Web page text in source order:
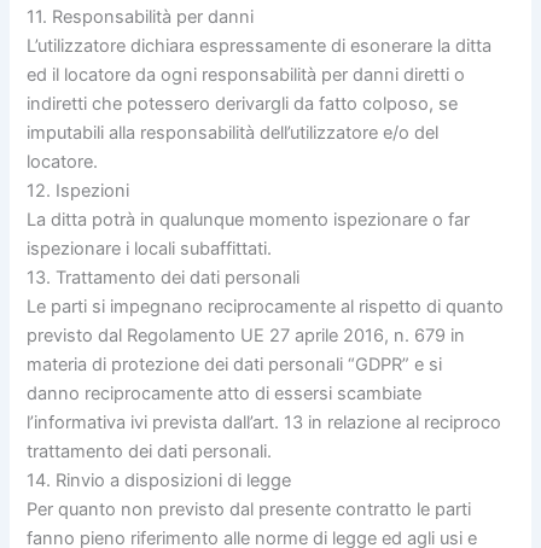
11. Responsabilità per danni
L’utilizzatore dichiara espressamente di esonerare la ditta
ed il locatore da ogni responsabilità per danni diretti o
indiretti che potessero derivargli da fatto colposo, se
imputabili alla responsabilità dell’utilizzatore e/o del
locatore.
12. Ispezioni
La ditta potrà in qualunque momento ispezionare o far
ispezionare i locali subaffittati.
13. Trattamento dei dati personali
Le parti si impegnano reciprocamente al rispetto di quanto
previsto dal Regolamento UE 27 aprile 2016, n. 679 in
materia di protezione dei dati personali “GDPR” e si
danno reciprocamente atto di essersi scambiate
l’informativa ivi prevista dall’art. 13 in relazione al reciproco
trattamento dei dati personali.
14. Rinvio a disposizioni di legge
Per quanto non previsto dal presente contratto le parti
fanno pieno riferimento alle norme di legge ed agli usi e